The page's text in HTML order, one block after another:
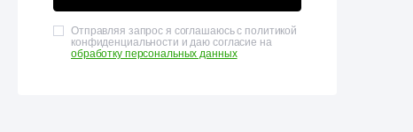
Отправляя запрос я соглашаюсь с политикой
конфиденциальности и даю согласие на
обработку персональных данных